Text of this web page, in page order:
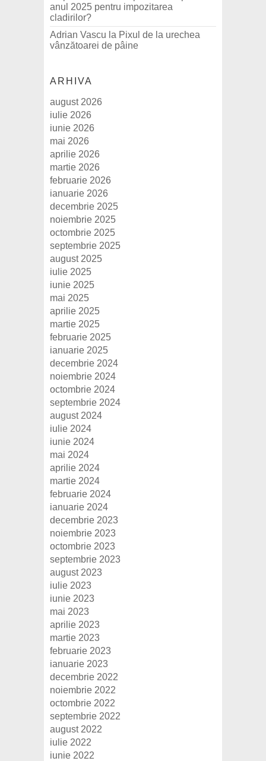
anul 2025 pentru impozitarea
cladirilor?
Adrian Vascu la Pixul de la urechea
vânzătoarei de pâine
ARHIVA
august 2026
iulie 2026
iunie 2026
mai 2026
aprilie 2026
martie 2026
februarie 2026
ianuarie 2026
decembrie 2025
noiembrie 2025
octombrie 2025
septembrie 2025
august 2025
iulie 2025
iunie 2025
mai 2025
aprilie 2025
martie 2025
februarie 2025
ianuarie 2025
decembrie 2024
noiembrie 2024
octombrie 2024
septembrie 2024
august 2024
iulie 2024
iunie 2024
mai 2024
aprilie 2024
martie 2024
februarie 2024
ianuarie 2024
decembrie 2023
noiembrie 2023
octombrie 2023
septembrie 2023
august 2023
iulie 2023
iunie 2023
mai 2023
aprilie 2023
martie 2023
februarie 2023
ianuarie 2023
decembrie 2022
noiembrie 2022
octombrie 2022
septembrie 2022
august 2022
iulie 2022
iunie 2022